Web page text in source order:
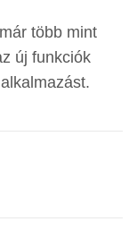
több mint
új funkciók